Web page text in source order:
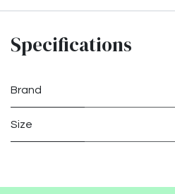
Specifications
Brand
Size